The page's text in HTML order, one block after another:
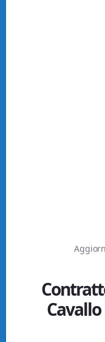
Cavallo